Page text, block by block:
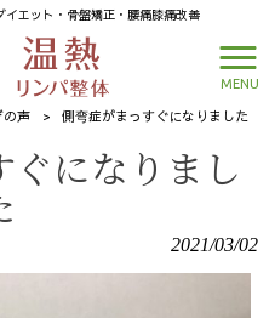
イエット・骨盤矯正・腰痛膝痛改善
MENU
の声 > 側弯症がまっすぐになりました
ぐになりまし
2021/03/02